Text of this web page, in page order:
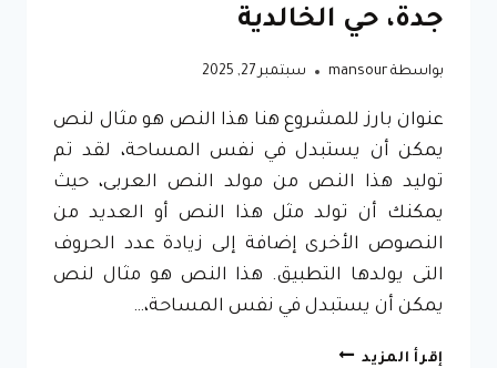
جدة، حي الخالدية
بواسطة mansour سبتمبر 27, 2025
عنوان بارز للمشروع هنا هذا النص هو مثال لنص
يمكن أن يستبدل في نفس المساحة، لقد تم
توليد هذا النص من مولد النص العربى، حيث
يمكنك أن تولد مثل هذا النص أو العديد من
النصوص الأخرى إضافة إلى زيادة عدد الحروف
التى يولدها التطبيق. هذا النص هو مثال لنص
يمكن أن يستبدل في نفس المساحة،…
إقرأ المزيد تصميم